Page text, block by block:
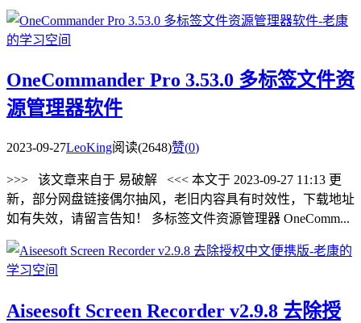
OneCommander Pro 3.53.0 多标签文件资
源管理器软件
2023-09-27LeoKing阅读(2648)赞(0)
>>> 该文章来自于 易破解 <<< 本文于 2023-09-27 11:13 更
新，部分网盘链接偶尔抽风，老旧内容具有时效性，下载地址
如有失效，请留言告知！ 多标签文件资源管理器 OneComm...
Aiseesoft Screen Recorder v2.9.8 去除授